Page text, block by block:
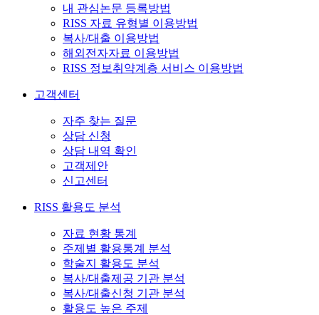
내 관심논문 등록방법
RISS 자료 유형별 이용방법
복사/대출 이용방법
해외전자자료 이용방법
RISS 정보취약계층 서비스 이용방법
고객센터
자주 찾는 질문
상담 신청
상담 내역 확인
고객제안
신고센터
RISS 활용도 분석
자료 현황 통계
주제별 활용통계 분석
학술지 활용도 분석
복사/대출제공 기관 분석
복사/대출신청 기관 분석
활용도 높은 주제